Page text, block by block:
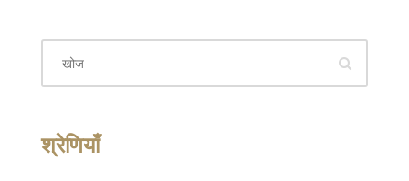
श्रेणियाँ